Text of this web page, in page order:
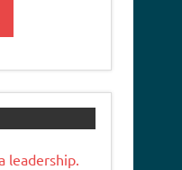
leadership.